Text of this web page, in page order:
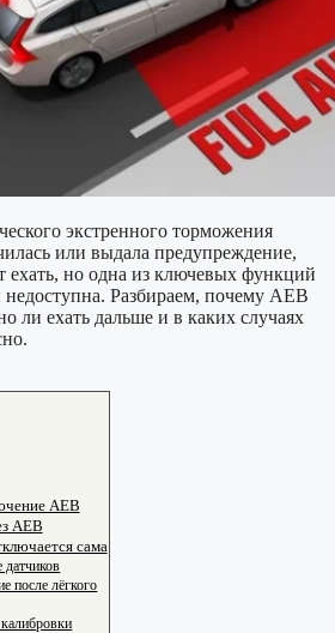
экстренного торможения
или выдала предупреждение,
ехать, но одна из ключевых функций
недоступна. Разбираем, почему AEB
ли ехать дальше и в каких случаях
AEB
AEB
сама
датчиков
после лёгкого